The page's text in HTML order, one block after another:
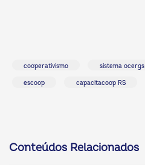
cooperativismo sistema ocergs
escoop capacitacoop RS
Conteúdos Relacionados